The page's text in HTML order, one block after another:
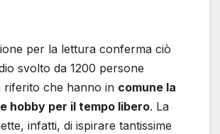
per la lettura conferma ciò
svolto da 1200 persone
riferito che hanno in comune la
hobby per il tempo libero. La
infatti, di ispirare tantissime